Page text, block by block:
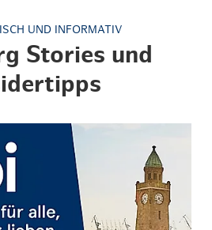
UND INFORMATIV
Stories und